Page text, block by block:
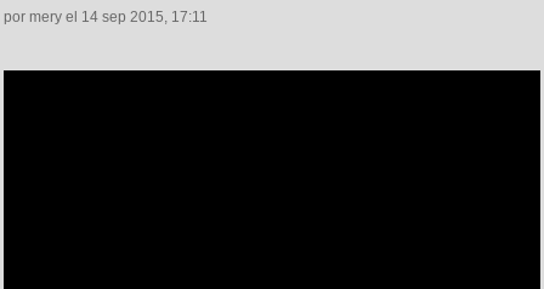
por mery el 14 sep 2015, 17:11